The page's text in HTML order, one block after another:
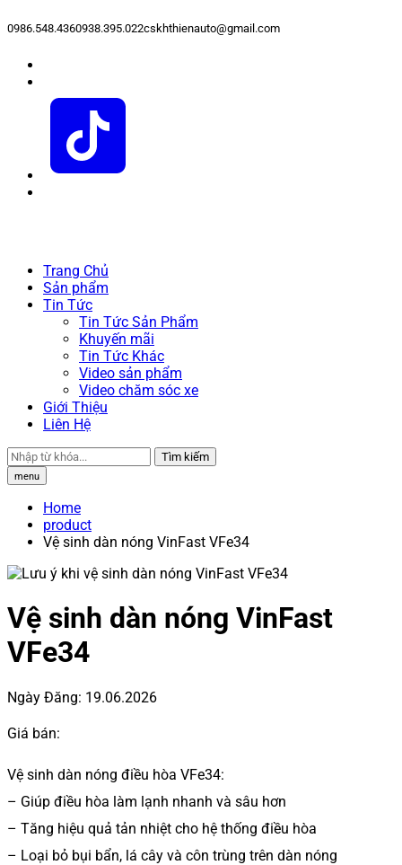
0986.548.4360938.395.022cskhthienauto@gmail.com
Trang Chủ
Sản phẩm
Tin Tức
Tin Tức Sản Phẩm
Khuyến mãi
Tin Tức Khác
Video sản phẩm
Video chăm sóc xe
Giới Thiệu
Liên Hệ
Tìm kiếm
menu
Home
product
Vệ sinh dàn nóng VinFast VFe34
Vệ sinh dàn nóng VinFast
VFe34
Ngày Đăng: 19.06.2026
Giá bán:
Vệ sinh dàn nóng điều hòa VFe34:
– Giúp điều hòa làm lạnh nhanh và sâu hơn
– Tăng hiệu quả tản nhiệt cho hệ thống điều hòa
– Loại bỏ bụi bẩn, lá cây và côn trùng trên dàn nóng